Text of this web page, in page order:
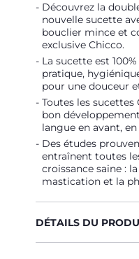
Découvrez la
nouvelle sucette
bouclier mince et
exclusive Chicco.
La sucette est
pratique,
pour une douceur
Toutes les
bon
langue en avant,
Des études
entraînent toutes
croissance saine :
mastication et la
DÉTAILS DU